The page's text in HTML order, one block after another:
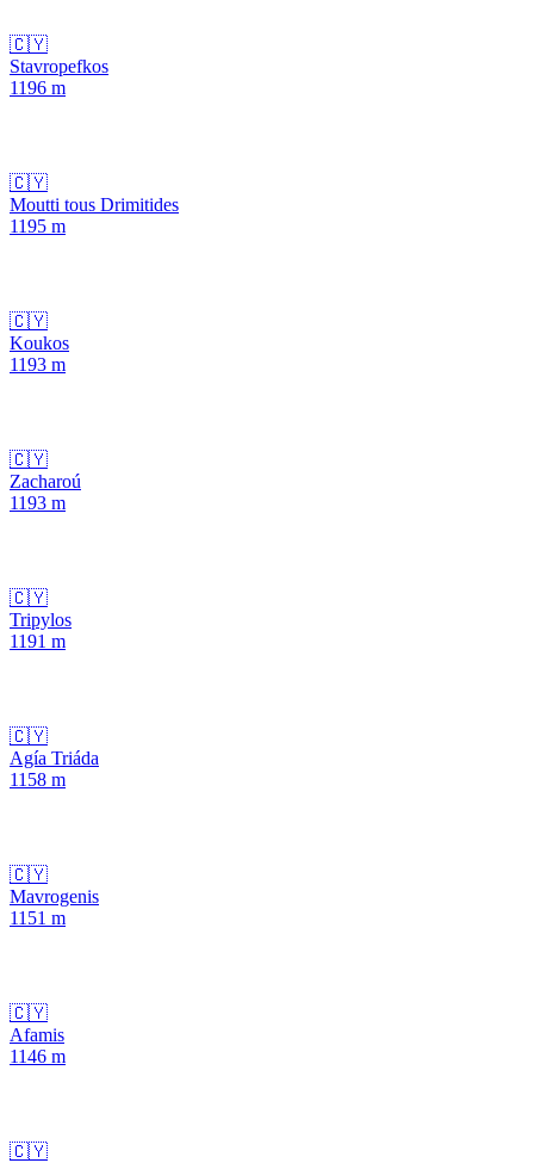
🇨🇾
Stavropefkos
1196 m
🇨🇾
Moutti tous Drimitides
1195 m
🇨🇾
Koukos
1193 m
🇨🇾
Zacharoú
1193 m
🇨🇾
Tripylos
1191 m
🇨🇾
Agía Triáda
1158 m
🇨🇾
Mavrogenis
1151 m
🇨🇾
Afamis
1146 m
🇨🇾